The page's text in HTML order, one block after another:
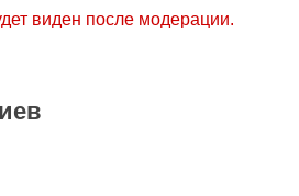
виден после модерации.